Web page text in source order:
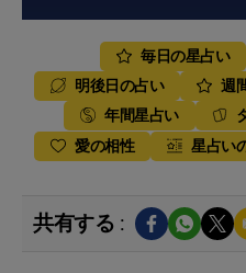
毎日の星占い
明後日の占い
週
年間星占い
愛の相性
星占い
共有する :